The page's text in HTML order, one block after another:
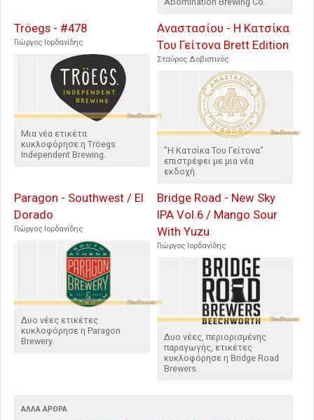
Tröegs - #478
Γιώργος Ιορδανίδης
Μια νέα ετικέτα
κυκλοφόρησε η Tröegs
Independent Brewing.
Αναστασίου - Η Κατσίκα
Του Γείτονα Brett Edition
Σταύρος Δοβιστινός
"Η Κατσίκα Του Γείτονα"
επιστρέφει με μια νέα
εκδοχή.
Paragon - Southwest / El
Dorado
Γιώργος Ιορδανίδης
Δυο νέες ετικέτες
κυκλοφόρησε η Paragon
Brewery.
Bridge Road - New Sky
IPA Vol.6 / Mango Sour
With Yuzu
Γιώργος Ιορδανίδης
Δυο νέες, περιορισμένης
παραγωγής, ετικέτες
κυκλοφόρησε η Bridge Road
Brewers.
ΆΛΛΑ ΆΡΘΡΑ